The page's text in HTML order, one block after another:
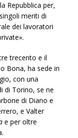
Repubblica per,
meriti di
dei lavoratori
trecento e il
Bona, ha sede in
con una
di Torino, se ne
di Diano e
e Valter
e per oltre